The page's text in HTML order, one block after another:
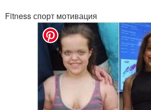
Fitness спорт мотивация